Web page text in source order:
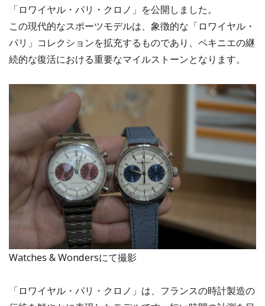
「ロワイヤル・パリ・クロノ」を公開しました。
この現代的なスポーツモデルは、象徴的な「ロワイヤル・
パリ」コレクションを拡充するものであり、ペキニエの継
続的な復活における重要なマイルストーンとなります。
Watches & Wondersにて撮影
「ロワイヤル・パリ・クロノ」は、フランスの時計製造の